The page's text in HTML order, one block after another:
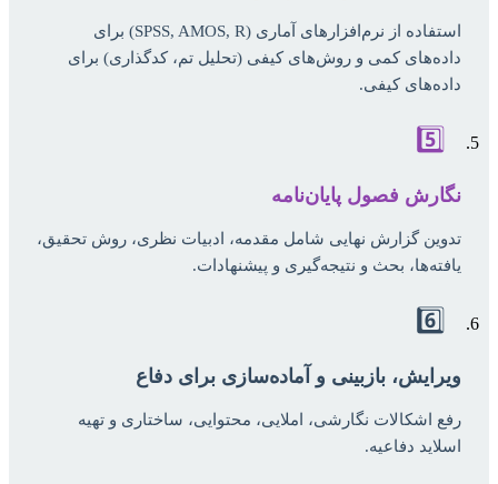
استفاده از نرم‌افزارهای آماری (SPSS, AMOS, R) برای
داده‌های کمی و روش‌های کیفی (تحلیل تم، کدگذاری) برای
داده‌های کیفی.
5️⃣
نگارش فصول پایان‌نامه
تدوین گزارش نهایی شامل مقدمه، ادبیات نظری، روش تحقیق،
یافته‌ها، بحث و نتیجه‌گیری و پیشنهادات.
6️⃣
ویرایش، بازبینی و آماده‌سازی برای دفاع
رفع اشکالات نگارشی، املایی، محتوایی، ساختاری و تهیه
اسلاید دفاعیه.